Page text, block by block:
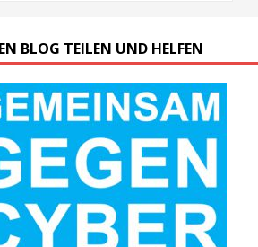
BLOG TEILEN UND HELFEN